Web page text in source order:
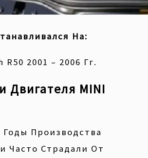
На:
R50 2001 – 2006 Гг.
Двигателя MINI
Производства
Часто Страдали От